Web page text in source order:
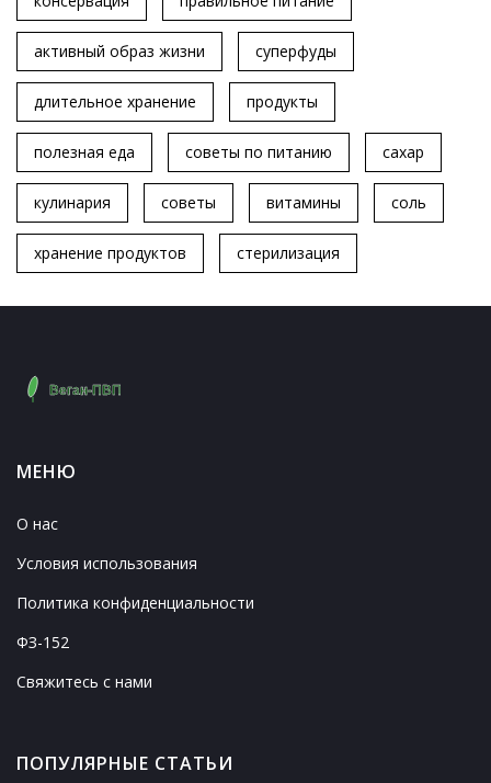
активный образ жизни суперфуды
длительное хранение продукты
полезная еда советы по питанию сахар
кулинария советы витамины соль
хранение продуктов стерилизация
МЕНЮ
О нас
Условия использования
Политика конфиденциальности
ФЗ-152
Свяжитесь с нами
ПОПУЛЯРНЫЕ СТАТЬИ